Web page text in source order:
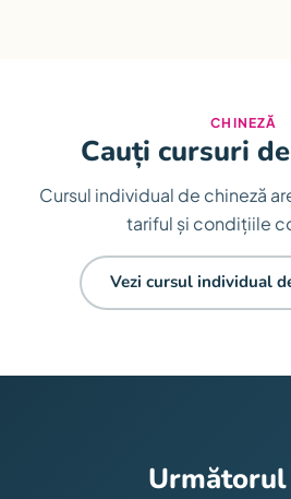
CHINEZĂ
Cauți cursuri
Cursul individual de chineză
tariful și condițiile
Vezi cursul individual
Următorul